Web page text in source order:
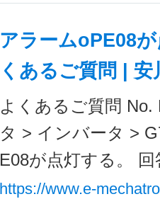
アラームoPE08
くあるご質問 |
よくあるご質問
タ > インバータ >
E08が点灯する。
https://www.e-